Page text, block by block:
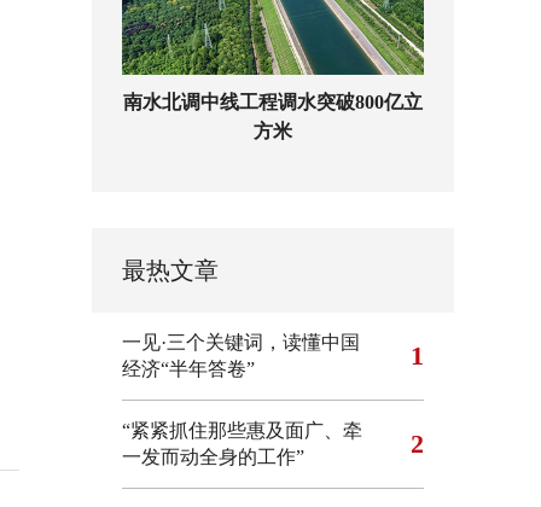
南水北调中线工程调水突破800亿立
方米
最热文章
一见·三个关键词，读懂中国
经济“半年答卷”
1
“紧紧抓住那些惠及面广、牵
一发而动全身的工作”
2